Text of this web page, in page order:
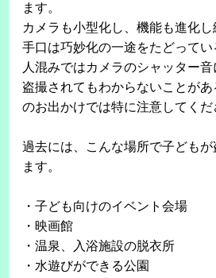
ます。
カメラも小型化し、機能も進化
手口は巧妙化の一途をたどってい
人混みではカメラのシャッター音
盗撮されてもわからないことが
のお出かけでは特に注意してくだ
過去には、こんな場所で子ども
ます。
・子ども向けのイベント会場
・映画館
・温泉、入浴施設の脱衣所
・水遊びができる公園